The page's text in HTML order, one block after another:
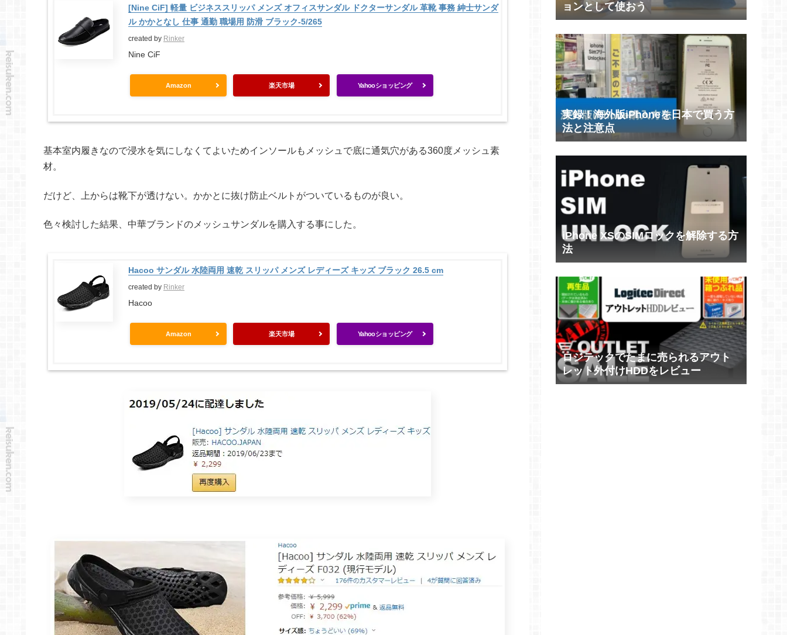
[Nine CiF] 軽量 ビジネススリッパ メンズ オフィスサンダル ドクターサンダル 革靴 事務 紳士サンダ
ル かかとなし 仕事 通勤 職場用 防滑 ブラック-5/265
created by Rinker
Nine CiF
Amazon 楽天市場 Yahooショッピング
基本室内履きなので浸水を気にしなくてよいためインソールもメッシュで底に通気穴がある360度メッシュ素
材。
だけど、上からは靴下が透けない。かかとに抜け防止ベルトがついているものが良い。
色々検討した結果、中華ブランドのメッシュサンダルを購入する事にした。
Hacoo サンダル 水陸両用 速乾 スリッパ メンズ レディーズ キッズ ブラック 26.5 cm
created by Rinker
Hacoo
Amazon 楽天市場 Yahooショッピング
ョンとして使おう
実録！海外版iPhoneを日本で買う方
法と注意点
iPhone XSのSIMロックを解除する方
法
ロジテックでたまに売られるアウト
レット外付けHDDをレビュー